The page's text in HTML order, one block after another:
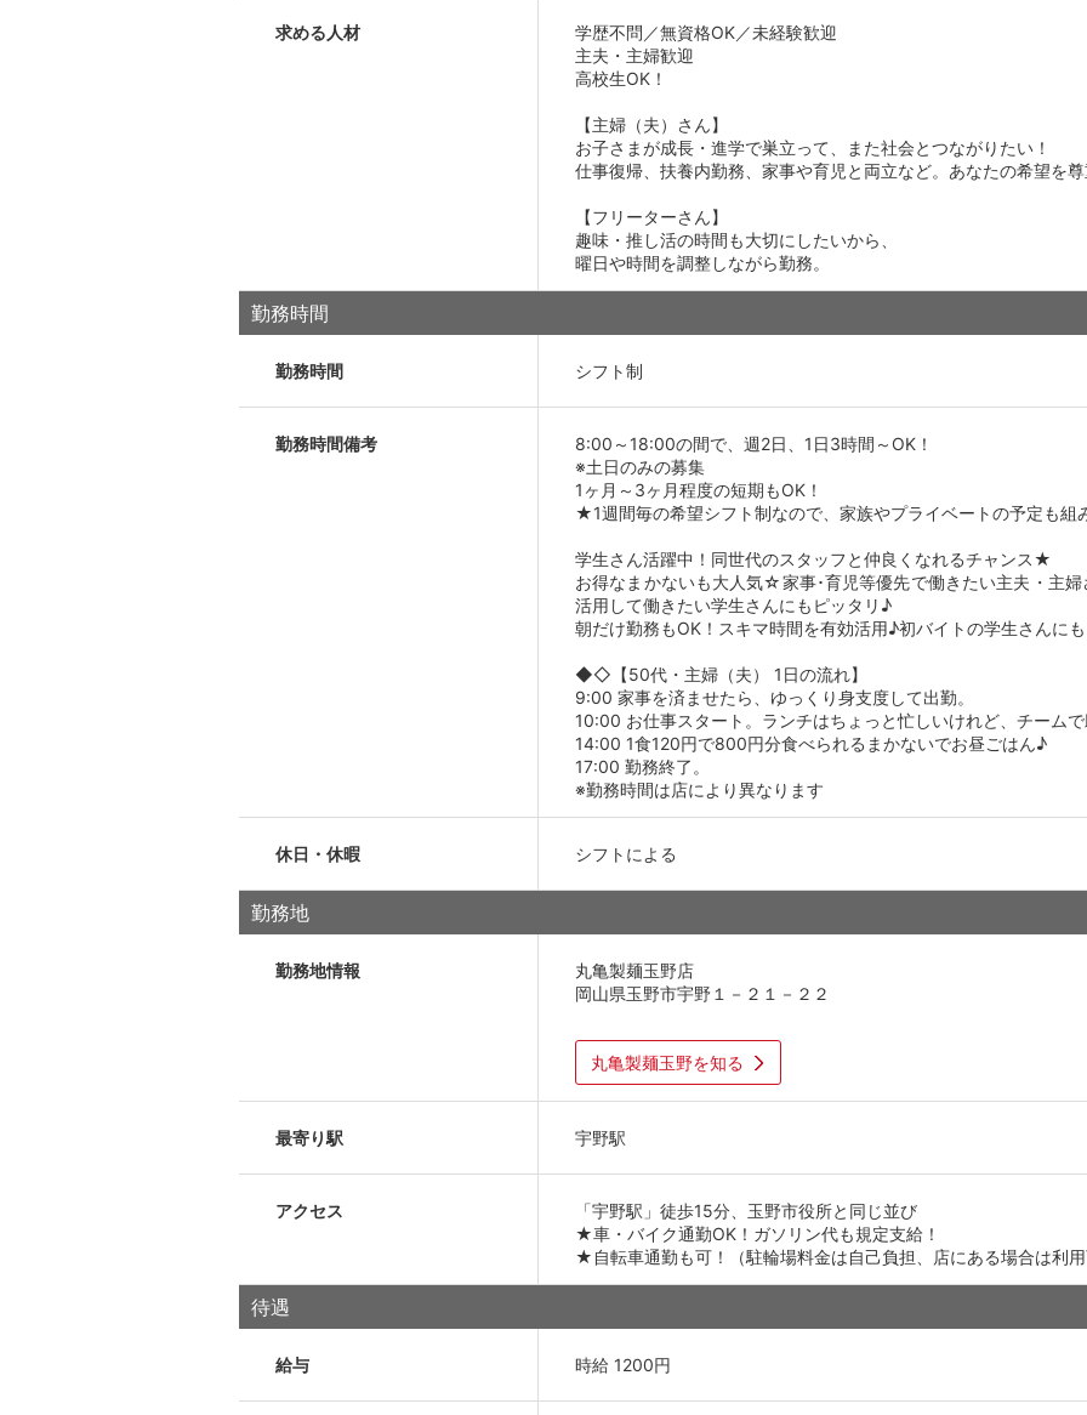
求める人材
学歴不問／無資格OK／未経験歓迎
主夫・主婦歓迎
高校生OK！
【主婦（夫）さん】
お子さまが成長・進学で巣立って、また社会とつながりたい！
仕事復帰、扶養内勤務、家事や育児と両立など。あなたの希望を
【フリーターさん】
趣味・推し活の時間も大切にしたいから、
曜日や時間を調整しながら勤務。
勤務時間
勤務時間 シフト制
勤務時間備考
8:00～18:00の間で、週2日、1日3時間～OK！
※土日のみの募集
1ヶ月～3ヶ月程度の短期もOK！
★1週間毎の希望シフト制なので、家族やプライベートの予定も組
学生さん活躍中！同世代のスタッフと仲良くなれるチャンス★
お得なまかないも大人気☆家事･育児等優先で働きたい主夫・主
活用して働きたい学生さんにもピッタリ♪
朝だけ勤務もOK！スキマ時間を有効活用♪初バイトの学生さんに
◆◇【50代・主婦（夫） 1日の流れ】
9:00 家事を済ませたら、ゆっくり身支度して出勤。
10:00 お仕事スタート。ランチはちょっと忙しいけれど、チーム
14:00 1食120円で800円分食べられるまかないでお昼ごはん♪
17:00 勤務終了。
※勤務時間は店により異なります
休日・休暇 シフトによる
勤務地
勤務地情報
丸亀製麺玉野店
岡山県玉野市宇野１－２１－２２
丸亀製麺玉野を知る
最寄り駅 宇野駅
アクセス
「宇野駅」徒歩15分、玉野市役所と同じ並び
★車・バイク通勤OK！ガソリン代も規定支給！
★自転車通勤も可！（駐輪場料金は自己負担、店にある場合は利
待遇
給与 時給 1200円